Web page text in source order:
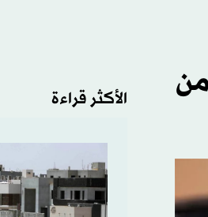
الأكثر قراءة